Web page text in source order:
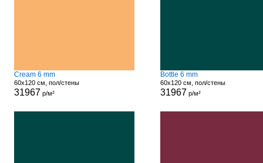
Cream 6 mm
60x120 см, пол/стены
31967 р/м²
Bottle 6 mm
60x120 см, пол/стены
31967 р/м²